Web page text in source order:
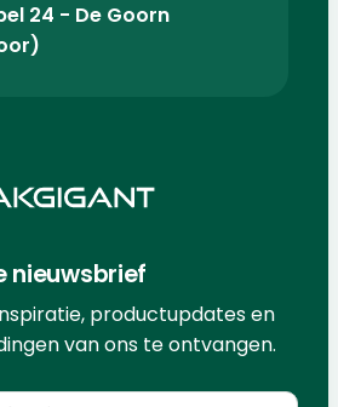
24 - De Goorn
nieuwsbrief
productupdates en
van ons te ontvangen.